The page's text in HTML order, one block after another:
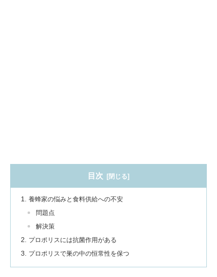
目次
養蜂家の悩みと食料供給への不安
問題点
解決策
プロポリスには抗菌作用がある
プロポリスで巣の中の恒常性を保つ